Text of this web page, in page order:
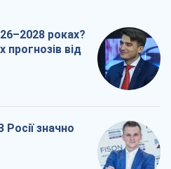
роках?
прогнозів від
значно